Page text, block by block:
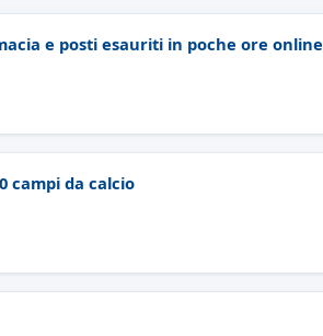
e posti esauriti in poche ore online
campi da calcio